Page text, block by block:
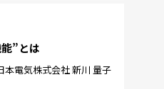
”とは
電気株式会社 新川 量子